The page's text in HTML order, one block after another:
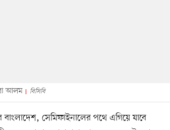
আলম বিসিবি
বাংলাদেশ, সেমিফাইনালের পথে এগিয়ে যাবে